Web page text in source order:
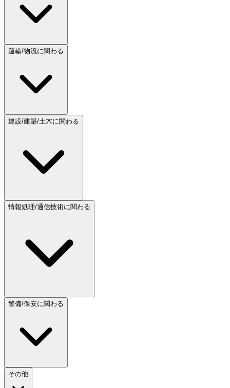
運輸/物流に関わる
建設/建築/土木に関わる
情報処理/通信技術に関わる
警備/保安に関わる
その他